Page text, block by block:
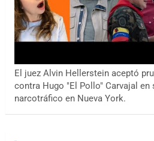
El juez Alvin Hellerstein aceptó
contra Hugo "El Pollo" Carvajal
narcotráfico en Nueva York.